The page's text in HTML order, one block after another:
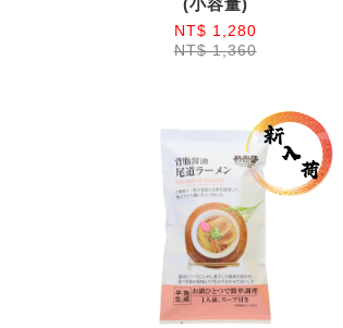
NT$ 1,280
NT$ 1,360